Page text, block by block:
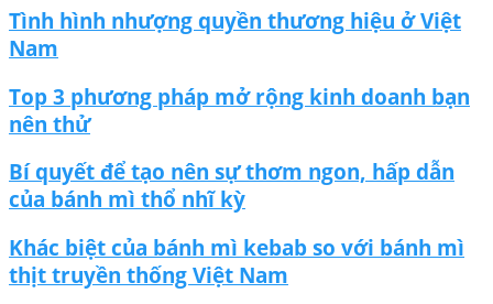
Tình hình nhượng quyền thương hiệu ở Việt
Nam
Top 3 phương pháp mở rộng kinh doanh bạn
nên thử
Bí quyết để tạo nên sự thơm ngon, hấp dẫn
của bánh mì thổ nhĩ kỳ
Khác biệt của bánh mì kebab so với bánh mì
thịt truyền thống Việt Nam